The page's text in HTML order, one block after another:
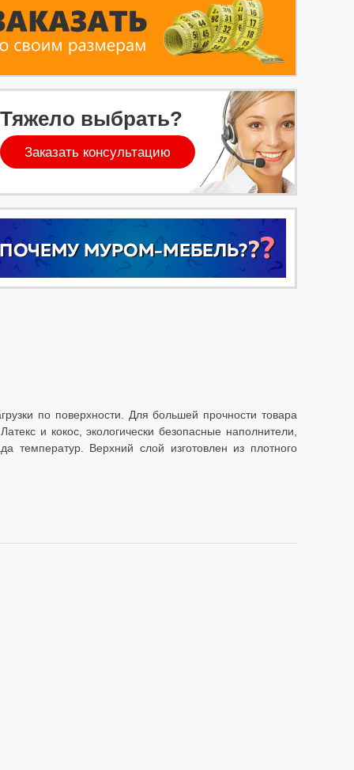
Тяжело выбрать?
Заказать консультацию
по поверхности. Для большей прочности товара
и кокос, экологически безопасные наполнители,
температур. Верхний слой изготовлен из плотного